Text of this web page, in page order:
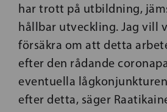
har trott på utbildning,
hållbar utveckling. Jag vill
försäkra om att detta
efter den rådande
eventuella
efter detta, säger